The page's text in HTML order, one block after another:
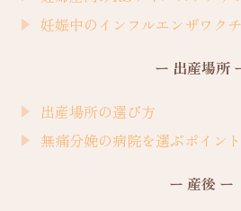
妊娠中のインフルエンザワク
ー 出産場所
出産場所の選び方
無痛分娩の病院を選ぶポイント
ー 産後 ー